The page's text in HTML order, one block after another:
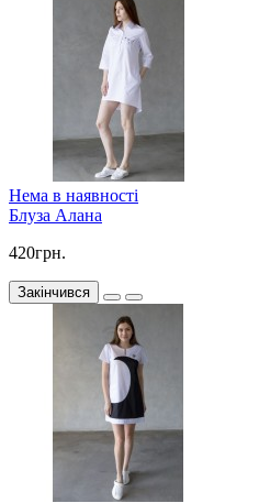
Нема в наявності
Блуза Алана
420грн.
Закінчився